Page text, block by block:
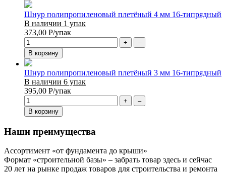
Шнур полипропиленовый плетёный 4 мм 16-типрядный
В наличии 1 упак
373,00 Р/упак
+
–
В корзину
Шнур полипропиленовый плетёный 3 мм 16-типрядный
В наличии 6 упак
395,00 Р/упак
+
–
В корзину
Наши преимущества
Ассортимент «от фундамента до крыши»
Формат «строительной базы» – забрать товар здесь и сейчас
20 лет на рынке продаж товаров для строительства и ремонта